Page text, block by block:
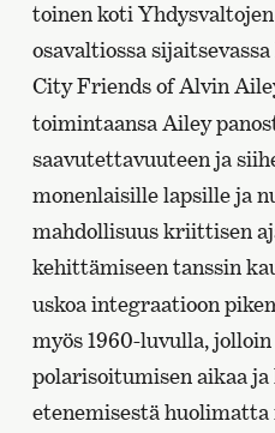
toinen koti
osavaltiossa
City Friends of Alvin
toimintaansa Ailey
saavutettavuuteen ja
monenlaisille lapsille ja
mahdollisuus kriittisen
kehittämiseen tanssin
uskoa integraatioon
myös 1960-luvulla,
polarisoitumisen aikaa
etenemisestä huolimatta